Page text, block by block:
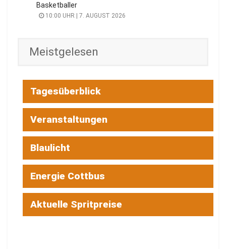
Basketballer
10:00 UHR | 7. AUGUST 2026
Meistgelesen
Tagesüberblick
Veranstaltungen
Blaulicht
Energie Cottbus
Aktuelle Spritpreise